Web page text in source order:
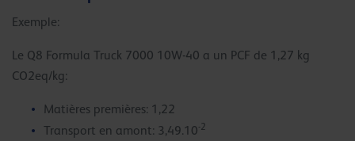
Exemple:
Le Q8 Formula Truck 7000 10W-40 a un PCF de 1,27 kg
CO2eq/kg:
Matières premières: 1,22
Transport en amont: 3,49.10-2